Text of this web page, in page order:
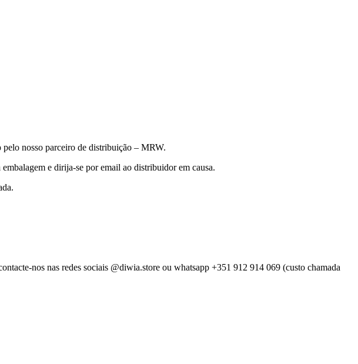
pelo nosso parceiro de distribuição – MRW.
e dirija-se por email ao distribuidor em causa.
nos nas redes sociais @diwia.store ou whatsapp +351 912 914 069 (custo chamada